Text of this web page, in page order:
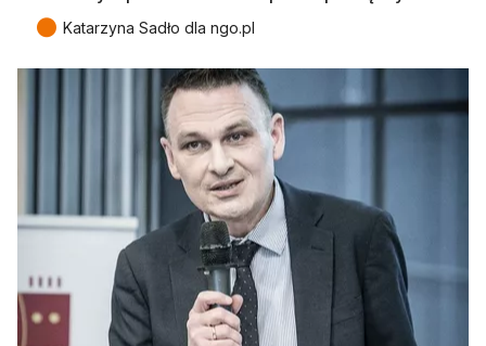
● Katarzyna Sadło dla ngo.pl